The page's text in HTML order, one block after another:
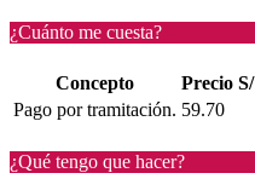
¿Cuánto me cuesta?
Concepto
Precio S/
Pago por tramitación. 59.70
¿Qué tengo que hacer?